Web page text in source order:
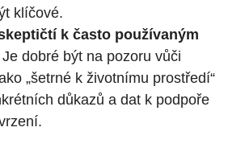
klíčové.
k často používaným
Je dobré být na pozoru vůči
„šetrné k životnímu prostředí“
důkazů a dat k podpoře